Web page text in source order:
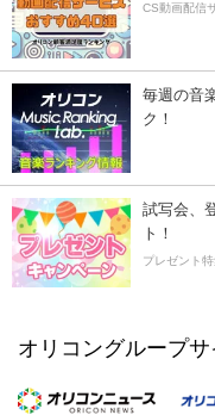
CS動画配信
毎週の音
ク！
試写会、
ト！
プレゼント
オリコングループサ